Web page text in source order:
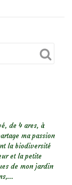
de 4 ares, à
ma passion
la biodiversité
et la petite
de mon jardin